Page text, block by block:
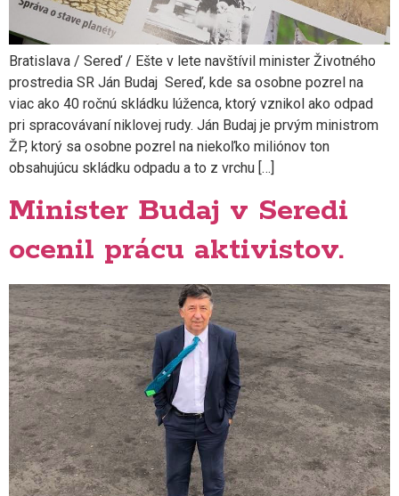
Bratislava / Sereď / Ešte v lete navštívil minister Životného
prostredia SR Ján Budaj Sereď, kde sa osobne pozrel na
viac ako 40 ročnú skládku lúženca, ktorý vznikol ako odpad
pri spracovávaní niklovej rudy. Ján Budaj je prvým ministrom
ŽP, ktorý sa osobne pozrel na niekoľko miliónov ton
obsahujúcu skládku odpadu a to z vrchu […]
Minister Budaj v Seredi
ocenil prácu aktivistov.